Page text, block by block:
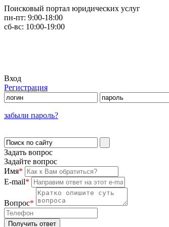
Поисковый портал юридических услуг
пн-пт: 9:00-18:00
сб-вс: 10:00-19:00
Вход
Регистрация
забыли пароль?
Задать вопрос
Задайте вопрос
Имя*
E-mail*
Вопрос*